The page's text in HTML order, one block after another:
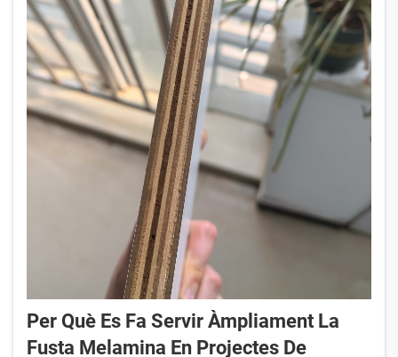
Per Què Es Fa Servir Àmpliament La
Fusta Melamina En Projectes De